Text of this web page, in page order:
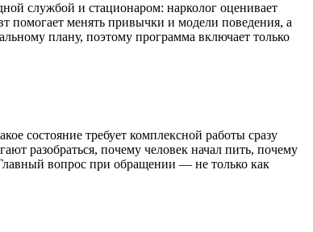
службой и стационаром: нарколог оценивает
помогает менять привычки и модели поведения, а
плану, поэтому программа включает только
состояние требует комплексной работы сразу
разобраться, почему человек начал пить, почему
вопрос при обращении — не только как